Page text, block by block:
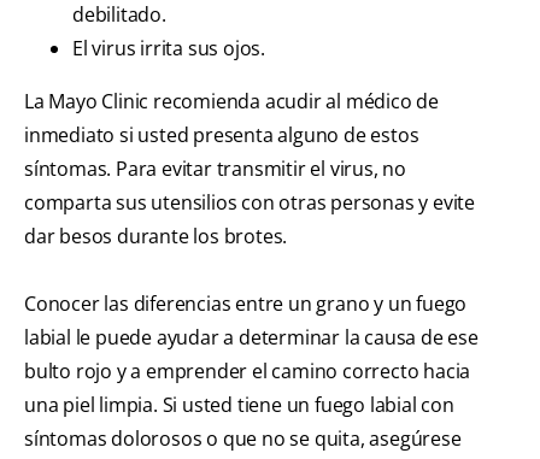
debilitado.
El virus irrita sus ojos.
La Mayo Clinic recomienda acudir al médico de
inmediato si usted presenta alguno de estos
síntomas. Para evitar transmitir el virus, no
comparta sus utensilios con otras personas y evite
dar besos durante los brotes.
Conocer las diferencias entre un grano y un fuego
labial le puede ayudar a determinar la causa de ese
bulto rojo y a emprender el camino correcto hacia
una piel limpia. Si usted tiene un fuego labial con
síntomas dolorosos o que no se quita, asegúrese